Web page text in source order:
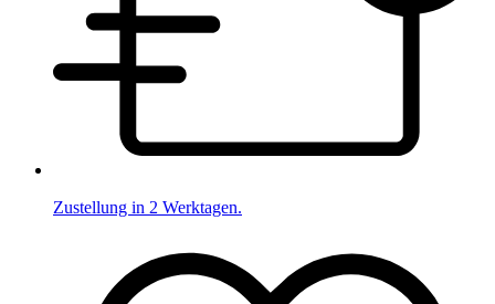
Zustellung in 2 Werktagen.